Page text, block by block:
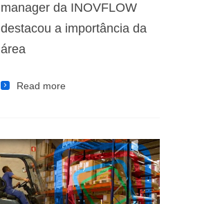
manager da INOVFLOW
destacou a importância da
área
Read more